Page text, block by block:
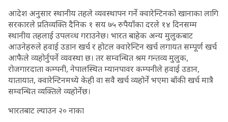
आदेश अनुसार स्थानीय तहले व्यवस्थापन गर्ने क्वारेन्टिनको खानाका लागि
सरकारले प्रतिव्यक्ति दैनिक १ सय ७५ रुपैयाँका दरले १४ दिनसम्म
स्थानीय तहलाई उपलव्ध गराउनेछ। भारत बाहेक अन्य मुलुकबाट
आउनेहरुले हवाई उडान खर्च र होटल क्वारेन्टिन खर्च लगायत सम्पूर्ण खर्च
आफैले व्यहोर्नुपर्ने व्यवस्था छ। तर सम्वन्धित श्रम गन्तव्य मुलुक,
रोजगारदाता कम्पनी, नेपालस्थित म्यानपावर कम्पनीले हवाई उडान,
यातायात, क्वारेन्टिनमध्ये केही वा सवै खर्च व्यहोर्ने भएमा बाँकी खर्च मात्रै
सम्वन्धित व्यक्तिले व्यहोर्नेछ।
भारतबाट ल्याउन २० नाका